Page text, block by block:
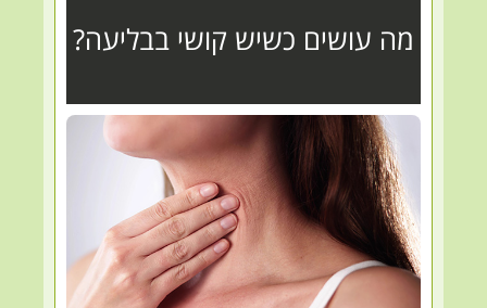
מה עושים כשיש קושי בבליעה?